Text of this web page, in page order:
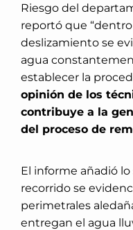
Riesgo del
reportó que
deslizamiento se
agua
establecer la
opinión de los
contribuye a la
del proceso de
El informe añadió
recorrido se
perimetrales
entregan el agua